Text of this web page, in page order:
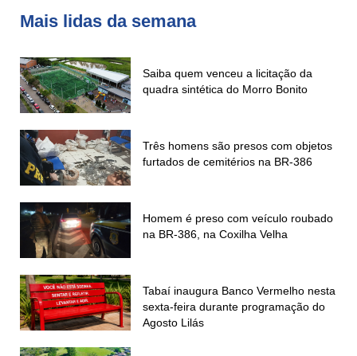
Mais lidas da semana
Saiba quem venceu a licitação da
quadra sintética do Morro Bonito
Três homens são presos com objetos
furtados de cemitérios na BR-386
Homem é preso com veículo roubado
na BR-386, na Coxilha Velha
Tabaí inaugura Banco Vermelho nesta
sexta-feira durante programação do
Agosto Lilás